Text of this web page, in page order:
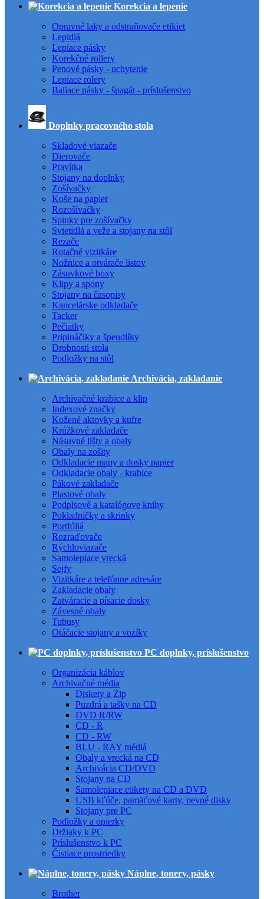
Korekcia a lepenie
Opravné laky a odstraňovače etikiet
Lepidlá
Lepiace pásky
Korekčné rollery
Penové pásky - uchytenie
Lepiace rolery
Baliace pásky - špagát - príslušenstvo
Doplnky pracovného stola
Skladové viazače
Dierovače
Pravítka
Stojany na doplnky
Zošívačky
Koše na papier
Rozošívačky
Spinky pre zošívačky
Svietidlá a veže a stojany na stôl
Rezače
Rotačné vizitkáre
Nožnice a otvárače listov
Zásuvkové boxy
Klipy a spony
Stojany na časopisy
Kancelárske odkladače
Tacker
Pečiatky
Pripináčiky a špendlíky
Drobnosti stola
Podložky na stôl
Archivácia, zakladanie
Archivačné krabice a klip
Indexové značky
Kožené aktovky a kufre
Krúžkové zakladače
Násuvné lišty a obaly
Obaly na zošity
Odkladacie mapy a dosky papier
Odkladacie obaly - krabice
Pákové zakladače
Plastové obaly
Podpisové a katalógove knihy
Pokladničky a skrinky
Portfóliá
Rozraďovače
Rýchloviazače
Samolepiace vrecká
Sejfy
Vizitkáre a telefónne adresáre
Zakladacie obaly
Zatváracie a písacie dosky
Závesné obaly
Tubusy
Otáčacie stojany a vozíky
PC doplnky, príslušenstvo
Organizácia káblov
Archivačné média
Diskety a Zip
Puzdrá a tašky na CD
DVD R/RW
CD - R
CD - RW
BLU - RAY médiá
Obaly a vrecká na CD
Archivácia CD/DVD
Stojany na CD
Samolepiace etikety na CD a DVD
USB kľúče, pamäťové karty, pevné disky
Stojany pre PC
Podložky a opierky
Držiaky k PC
Príslušenstvo k PC
Čistiace prostriedky
Náplne, tonery, pásky
Brother